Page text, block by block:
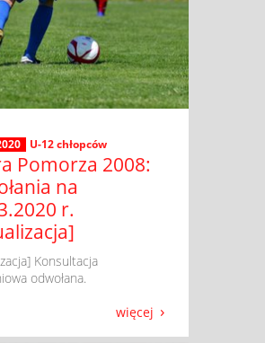
U-12 chłopców
Pomorza 2008:
na
r.
Konsultacja
odwołana.
więcej